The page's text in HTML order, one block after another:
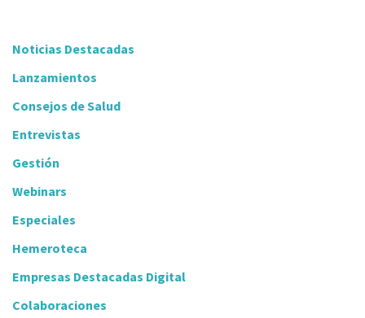
Noticias Destacadas
Lanzamientos
Consejos de Salud
Entrevistas
Gestión
Webinars
Especiales
Hemeroteca
Empresas Destacadas Digital
Colaboraciones